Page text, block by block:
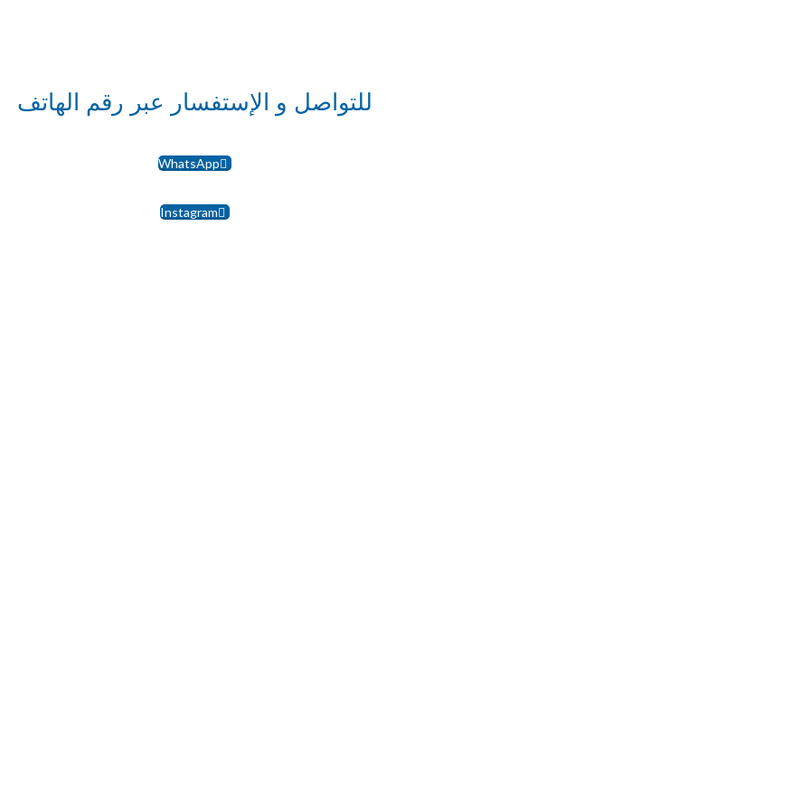
للتواصل و الإستفسار عبر رقم الهاتف
WhatsApp
Instagram